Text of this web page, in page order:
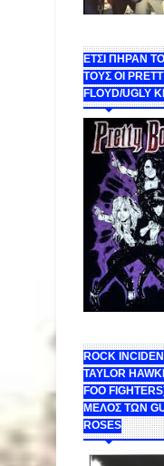
ΕΤΣΙ ΠΗΡΑΝ
ΤΟΥΣ ΟΙ
FLOYD/UGLY
ROCK
TAYLOR
FOO
ΜΕΛΟΣ ΤΩΝ
ROSES